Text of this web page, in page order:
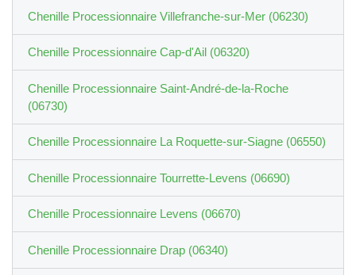
Chenille Processionnaire Villefranche-sur-Mer (06230)
Chenille Processionnaire Cap-d'Ail (06320)
Chenille Processionnaire Saint-André-de-la-Roche
(06730)
Chenille Processionnaire La Roquette-sur-Siagne (06550)
Chenille Processionnaire Tourrette-Levens (06690)
Chenille Processionnaire Levens (06670)
Chenille Processionnaire Drap (06340)